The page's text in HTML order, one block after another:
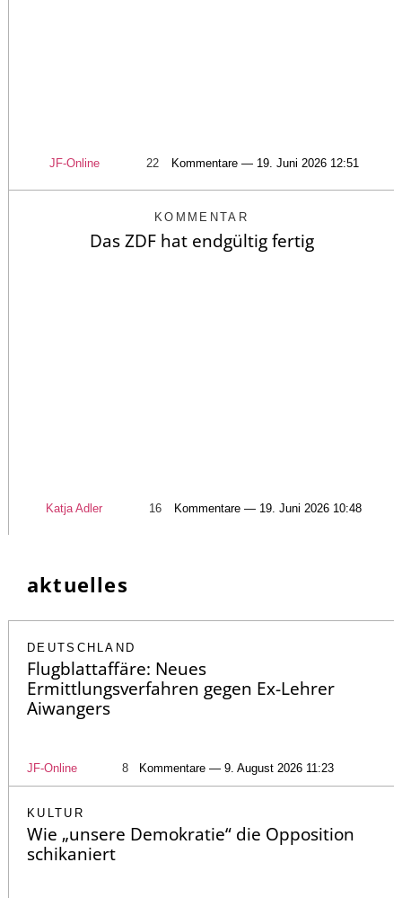
JF-Online 22 Kommentare — 19. Juni 2026 12:51
KOMMENTAR
Das ZDF hat endgültig fertig
Katja Adler 16 Kommentare — 19. Juni 2026 10:48
aktuelles
DEUTSCHLAND
Flugblattaffäre: Neues
Ermittlungsverfahren gegen Ex-Lehrer
Aiwangers
JF-Online 8 Kommentare — 9. August 2026 11:23
KULTUR
Wie „unsere Demokratie“ die Opposition
schikaniert